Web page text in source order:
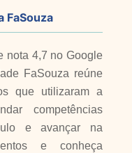
FaSouza
nota 4,7 no Google
FaSouza reúne
que utilizaram a
competências
e avançar na
e conheça